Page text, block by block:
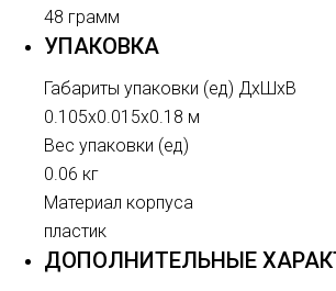
48 грамм
УПАКОВКА
Габариты упаковки (ед) ДхШхВ
0.105x0.015x0.18 м
Вес упаковки (ед)
0.06 кг
Материал корпуса
пластик
ДОПОЛНИТЕЛЬНЫЕ